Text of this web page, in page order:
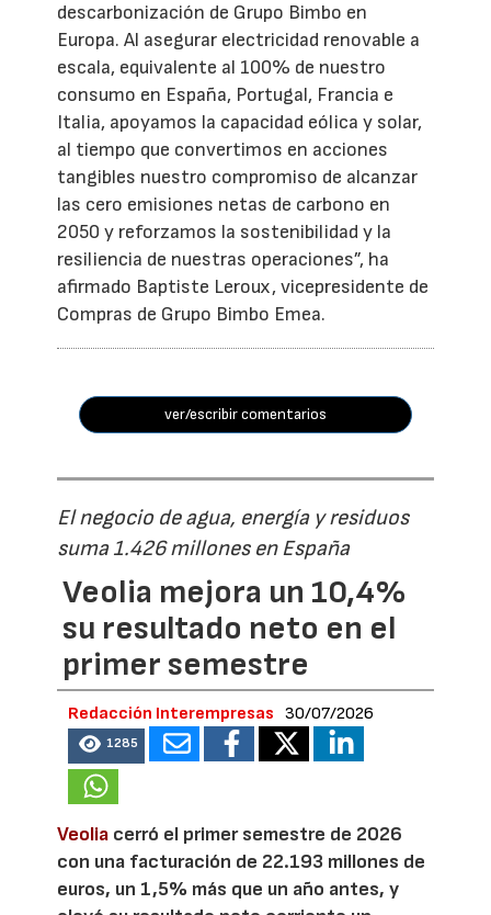
descarbonización de Grupo Bimbo en
Europa. Al asegurar electricidad renovable a
escala, equivalente al 100% de nuestro
consumo en España, Portugal, Francia e
Italia, apoyamos la capacidad eólica y solar,
al tiempo que convertimos en acciones
tangibles nuestro compromiso de alcanzar
las cero emisiones netas de carbono en
2050 y reforzamos la sostenibilidad y la
resiliencia de nuestras operaciones”, ha
afirmado Baptiste Leroux, vicepresidente de
Compras de Grupo Bimbo Emea.
ver/escribir comentarios
El negocio de agua, energía y residuos
suma 1.426 millones en España
Veolia mejora un 10,4%
su resultado neto en el
primer semestre
Redacción Interempresas 30/07/2026
1285
Veolia cerró el primer semestre de 2026
con una facturación de 22.193 millones de
euros, un 1,5% más que un año antes, y